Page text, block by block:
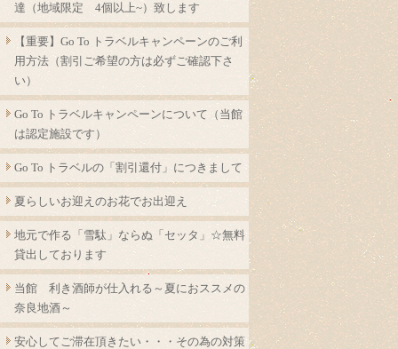
達（地域限定 4個以上~）致します
【重要】Go To トラベルキャンペーンのご利
用方法（割引ご希望の方は必ずご確認下さ
い）
Go To トラベルキャンペーンについて（当館
は認定施設です）
Go To トラベルの「割引還付」につきまして
夏らしいお迎えのお花でお出迎え
地元で作る「雪駄」ならぬ「セッタ」☆無料
貸出しております
当館 利き酒師が仕入れる～夏におススメの
奈良地酒～
安心してご滞在頂きたい・・・その為の対策